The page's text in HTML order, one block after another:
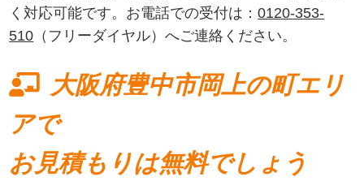
く対応可能です。お電話での受付は：0120-353-
510 （フリーダイヤル）へご連絡ください。
大阪府豊中市岡上の町エリ
アで
お見積もりは無料でしょう